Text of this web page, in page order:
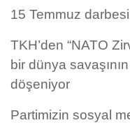
15 Temmuz
TKH’den “NATO
bir dünya
döşeniyor
Partimizin sosyal